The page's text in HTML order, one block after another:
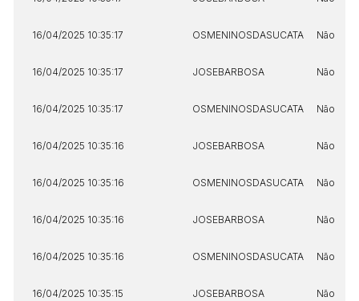
16/04/2025 10:35:17 OSMENINOSDASUCATA Não
16/04/2025 10:35:17 JOSEBARBOSA Não
16/04/2025 10:35:17 OSMENINOSDASUCATA Não
16/04/2025 10:35:16 JOSEBARBOSA Não
16/04/2025 10:35:16 OSMENINOSDASUCATA Não
16/04/2025 10:35:16 JOSEBARBOSA Não
16/04/2025 10:35:16 OSMENINOSDASUCATA Não
16/04/2025 10:35:15 JOSEBARBOSA Não